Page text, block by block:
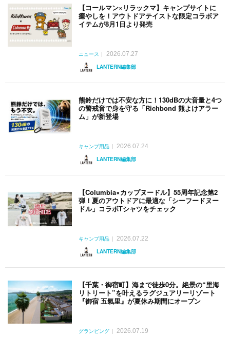
【コールマン×リラックマ】キャンプサイトに
癒やしを！アウトドアテイストな限定コラボア
イテムが8月1日より発売
ニュース
2026.07.27
LANTERN編集部
熊鈴だけでは不安な方に！130dBの大音量と4つ
の警戒音で身を守る「Richbond 熊よけアラー
ム」が新登場
キャンプ用品
2026.07.24
LANTERN編集部
【Columbia×カップヌードル】55周年記念第2
弾！夏のアウトドアに最適な「シーフードヌー
ドル」コラボTシャツをチェック
キャンプ用品
2026.07.22
LANTERN編集部
【千葉・御宿町】海まで徒歩0分。絶景の“里海
リトリート”を叶えるラグジュアリーリゾート
『御宿 五氣里』が夏休み期間にオープン
グランピング
2026.07.19